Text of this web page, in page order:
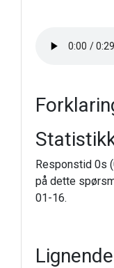
Responstid 0s
på dette
01-16.